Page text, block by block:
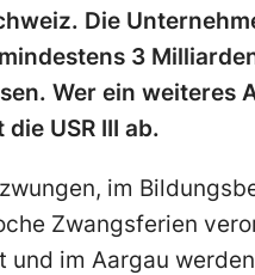
Die
3
Wer ein weiteres
USR III ab.
im
Zwangsferien
und im Aargau